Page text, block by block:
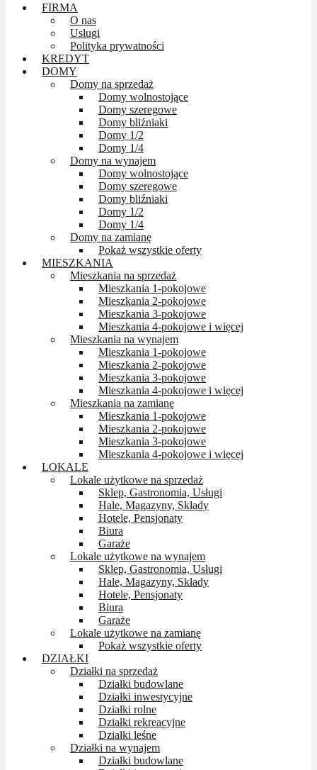
FIRMA
O nas
Usługi
Polityka prywatności
KREDYT
DOMY
Domy na sprzedaż
Domy wolnostojące
Domy szeregowe
Domy bliźniaki
Domy 1/2
Domy 1/4
Domy na wynajem
Domy wolnostojące
Domy szeregowe
Domy bliźniaki
Domy 1/2
Domy 1/4
Domy na zamianę
Pokaż wszystkie oferty
MIESZKANIA
Mieszkania na sprzedaż
Mieszkania 1-pokojowe
Mieszkania 2-pokojowe
Mieszkania 3-pokojowe
Mieszkania 4-pokojowe i więcej
Mieszkania na wynajem
Mieszkania 1-pokojowe
Mieszkania 2-pokojowe
Mieszkania 3-pokojowe
Mieszkania 4-pokojowe i więcej
Mieszkania na zamianę
Mieszkania 1-pokojowe
Mieszkania 2-pokojowe
Mieszkania 3-pokojowe
Mieszkania 4-pokojowe i więcej
LOKALE
Lokale użytkowe na sprzedaż
Sklep, Gastronomia, Usługi
Hale, Magazyny, Składy
Hotele, Pensjonaty
Biura
Garaże
Lokale użytkowe na wynajem
Sklep, Gastronomia, Usługi
Hale, Magazyny, Składy
Hotele, Pensjonaty
Biura
Garaże
Lokale użytkowe na zamianę
Pokaż wszystkie oferty
DZIAŁKI
Działki na sprzedaż
Działki budowlane
Działki inwestycyjne
Działki rolne
Działki rekreacyjne
Działki leśne
Działki na wynajem
Działki budowlane